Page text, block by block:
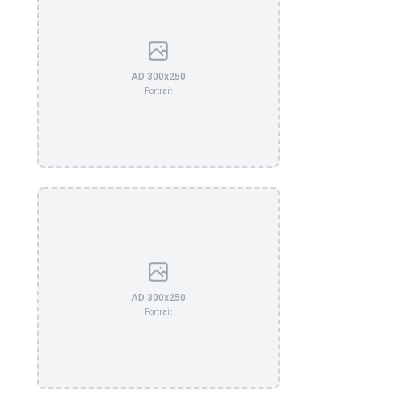
AD 300x250
Portrait
AD 300x250
Portrait